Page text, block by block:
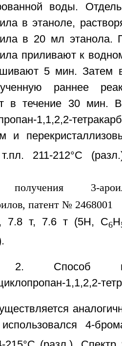
воды.
в этаноле,
в 20 мл этанола.
приливают к
5 мин. Затем
раннее
в течение 30 мин.
1,1,2,2-
и
211-212°C
7.8 т, 7.6 т (5Н, С6Н
2. Способ
1,1,2,2-
4-